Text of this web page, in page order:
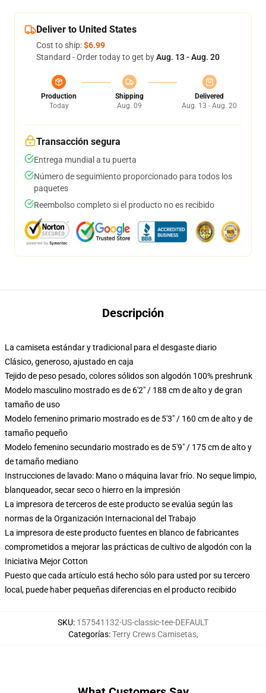
Deliver to United States
Cost to ship:$6.99
Standard - Order today to get byAug. 13 - Aug. 20
Production
Today
Shipping
Aug. 09
Delivered
Aug. 13 - Aug. 20
Transacción segura
Entrega mundial a tu puerta
Número de seguimiento proporcionado para todos los
paquetes
Reembolso completo si el producto no es recibido
Descripción
La camiseta estándar y tradicional para el desgaste diario
Clásico, generoso, ajustado en caja
Tejido de peso pesado, colores sólidos son algodón 100% preshrunk
Modelo masculino mostrado es de 6'2" / 188 cm de alto y de gran
tamaño de uso
Modelo femenino primario mostrado es de 5'3" / 160 cm de alto y de
tamaño pequeño
Modelo femenino secundario mostrado es de 5'9" / 175 cm de alto y
de tamaño mediano
Instrucciones de lavado: Mano o máquina lavar frío. No seque limpio,
blanqueador, secar seco o hierro en la impresión
La impresora de terceros de este producto se evalúa según las
normas de la Organización Internacional del Trabajo
La impresora de este producto fuentes en blanco de fabricantes
comprometidos a mejorar las prácticas de cultivo de algodón con la
Iniciativa Mejor Cotton
Puesto que cada artículo está hecho sólo para usted por su tercero
local, puede haber pequeñas diferencias en el producto recibido
SKU: 157541132-US-classic-tee-DEFAULT
Categorías:Terry Crews Camisetas,